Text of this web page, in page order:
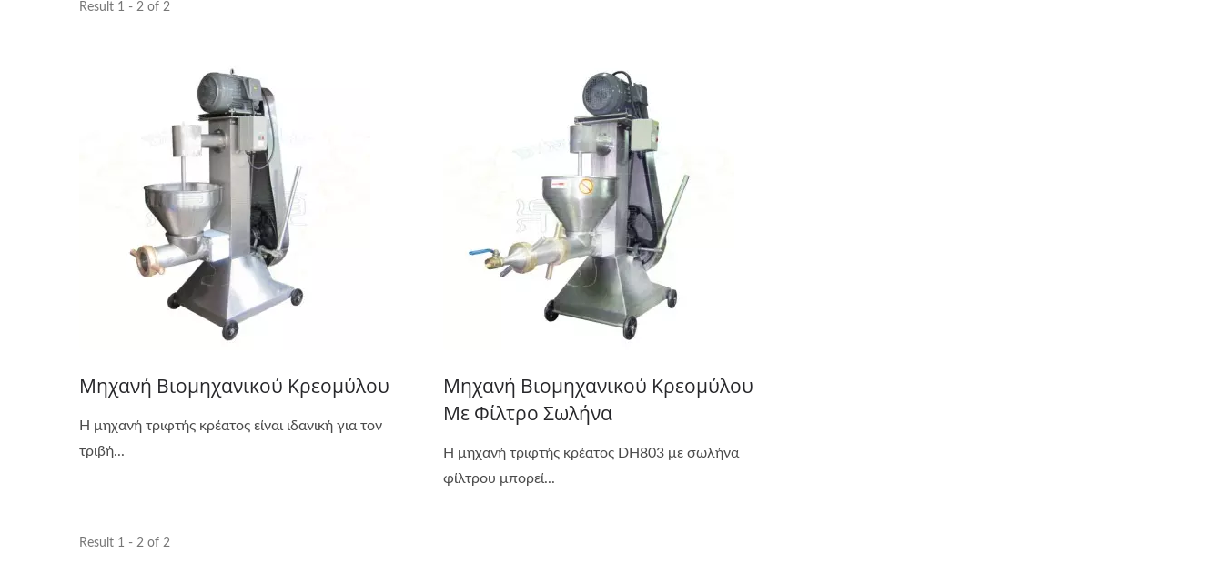
Result 1 - 2 of 2
Μηχανή Βιομηχανικού Κρεομύλου
Η μηχανή τριφτής κρέατος είναι ιδανική για τον
τριβή...
Μηχανή Βιομηχανικού Κρεομύλου
Με Φίλτρο Σωλήνα
Η μηχανή τριφτής κρέατος DH803 με σωλήνα
φίλτρου μπορεί...
Result 1 - 2 of 2